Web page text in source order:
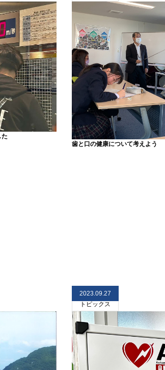
た
歯と口の健康について考えよう
トピックス
2023.09.27